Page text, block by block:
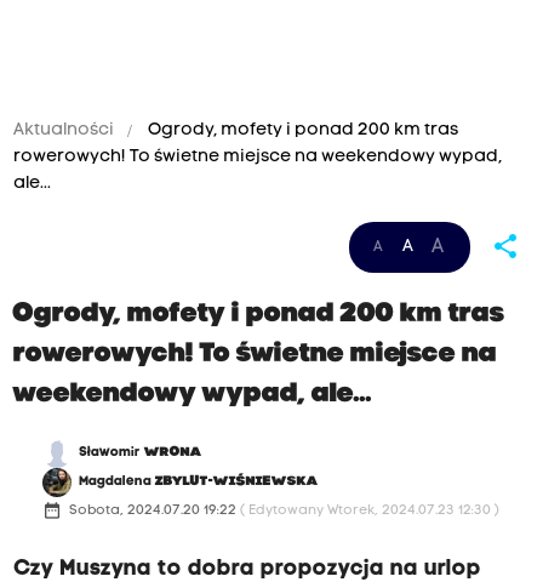
Aktualności
Ogrody, mofety i ponad 200 km tras
rowerowych! To świetne miejsce na weekendowy wypad,
ale...
A A A share
Ogrody, mofety i ponad 200 km tras
rowerowych! To świetne miejsce na
weekendowy wypad, ale...
SławomirWRONA
MagdalenaZBYLUT-WIŚNIEWSKA
date_range Sobota, 2024.07.20 19:22 ( Edytowany Wtorek, 2024.07.23 12:30 )
Czy Muszyna to dobra propozycja na urlop
o
c
a